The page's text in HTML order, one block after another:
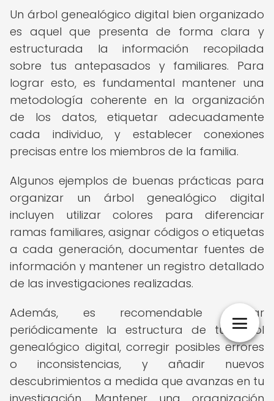
Un árbol genealógico digital bien organizado
es aquel que presenta de forma clara y
estructurada la información recopilada
sobre tus antepasados y familiares. Para
lograr esto, es fundamental mantener una
metodología coherente en la organización
de los datos, etiquetar adecuadamente
cada individuo, y establecer conexiones
precisas entre los miembros de la familia.
Algunos ejemplos de buenas prácticas para
organizar un árbol genealógico digital
incluyen utilizar colores para diferenciar
ramas familiares, asignar códigos o etiquetas
a cada generación, documentar fuentes de
información y mantener un registro detallado
de las investigaciones realizadas.
Además, es recomendable revisar
periódicamente la estructura de tu árbol
genealógico digital, corregir posibles errores
o inconsistencias, y añadir nuevos
descubrimientos a medida que avanzas en tu